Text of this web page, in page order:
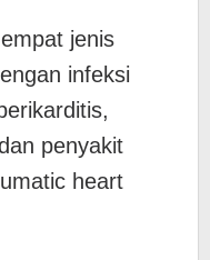
jenis
infeksi
penyakit
heart